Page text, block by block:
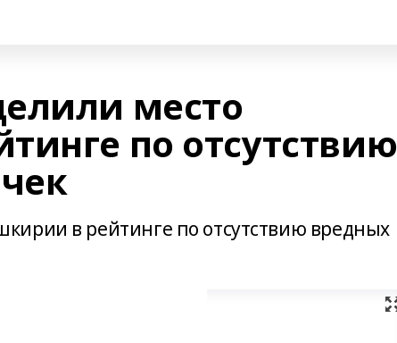
место
по отсутствию
в рейтинге по отсутствию вредных